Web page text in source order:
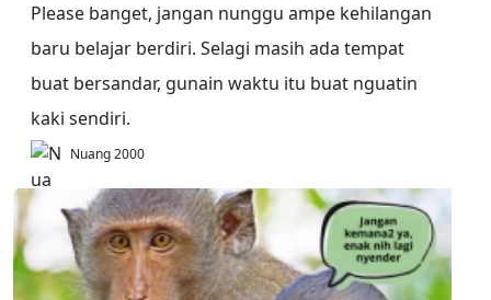
Please banget, jangan nunggu ampe kehilangan
baru belajar berdiri. Selagi masih ada tempat
buat bersandar, gunain waktu itu buat nguatin
kaki sendiri.
Nuang 2000